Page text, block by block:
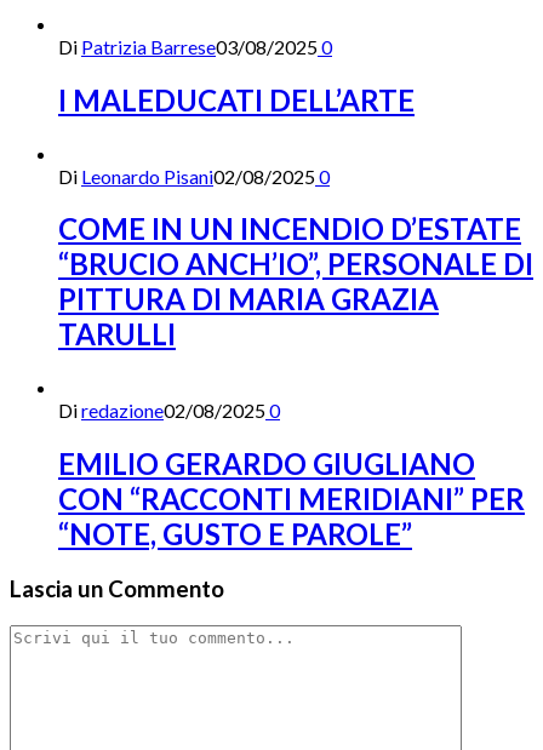
Di Patrizia Barrese03/08/20250
I MALEDUCATI DELL’ARTE
Di Leonardo Pisani02/08/20250
COME IN UN INCENDIO D’ESTATE
“BRUCIO ANCH’IO”, PERSONALE DI
PITTURA DI MARIA GRAZIA
TARULLI
Diredazione02/08/20250
EMILIO GERARDO GIUGLIANO
CON “RACCONTI MERIDIANI” PER
“NOTE, GUSTO E PAROLE”
Lascia un Commento